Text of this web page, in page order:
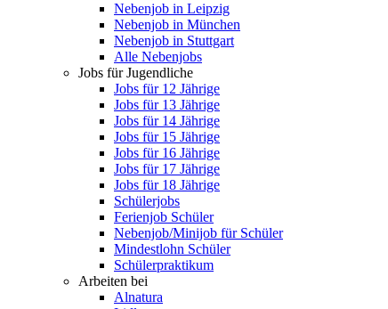
Nebenjob in Leipzig
Nebenjob in München
Nebenjob in Stuttgart
Alle Nebenjobs
Jobs für Jugendliche
Jobs für 12 Jährige
Jobs für 13 Jährige
Jobs für 14 Jährige
Jobs für 15 Jährige
Jobs für 16 Jährige
Jobs für 17 Jährige
Jobs für 18 Jährige
Schülerjobs
Ferienjob Schüler
Nebenjob/Minijob für Schüler
Mindestlohn Schüler
Schülerpraktikum
Arbeiten bei
Alnatura